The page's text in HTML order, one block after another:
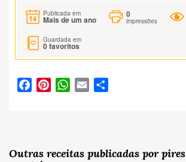
Publicada em
Mais de um ano
0
impressões
Guardada em
0favoritos
FacebookPinterestWhatsApp
Email
Outras receitas publicadas por pires